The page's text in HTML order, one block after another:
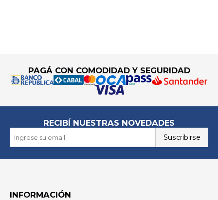
PAGÁ CON COMODIDAD Y SEGURIDAD
RECIBÍ NUESTRAS NOVEDADES
Suscribirse
INFORMACIÓN